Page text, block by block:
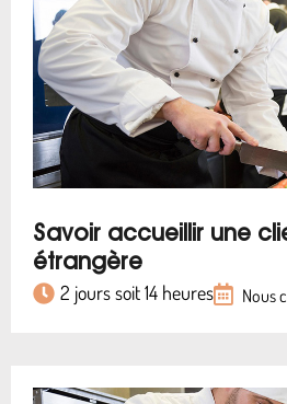
Savoir accueillir une
étrangère
2 jours soit 14 heures Nous